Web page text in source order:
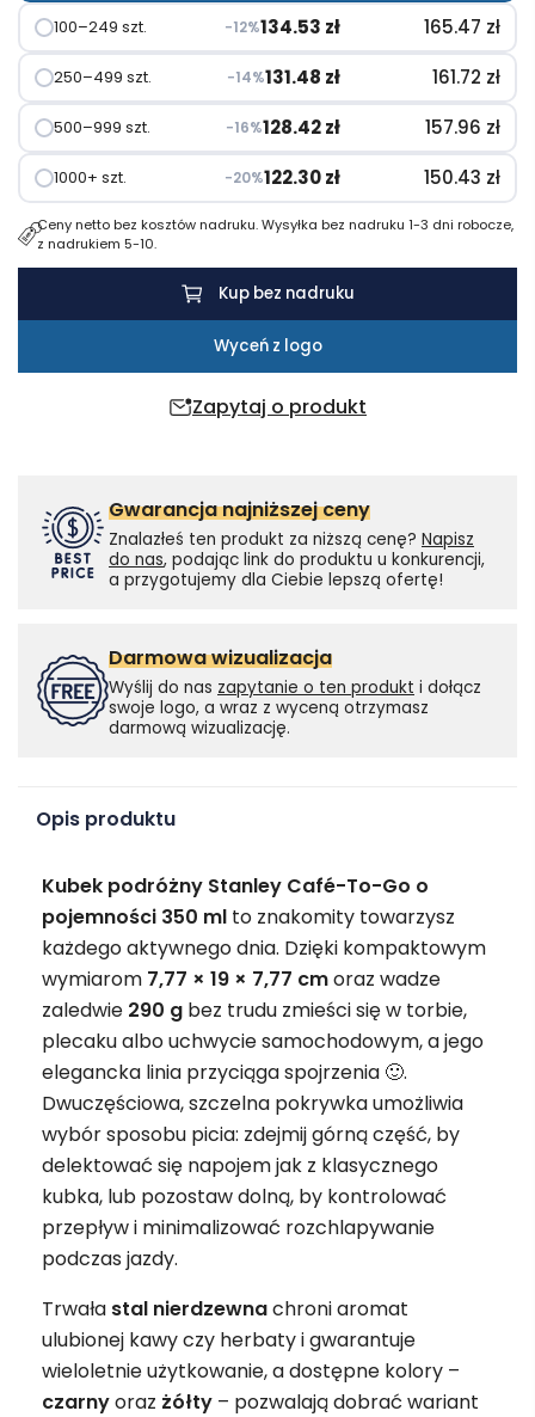
To-
Go
pojemności
350
ml
Zapytaj o produkt
100–249 szt. −12%134.53 zł 165.47 zł
250–499 szt. −14%131.48 zł 161.72 zł
500–999 szt. −16%128.42zł 157.96 zł
1000+ szt. −20%122.30zł 150.43 zł
Ceny netto bez kosztów nadruku. Wysyłka bez nadruku 1-3 dni robocze,
z nadrukiem 5-10.
Kup bez nadruku
Wyceń z logo
Gwarancja najniższej ceny
Znalazłeś ten produkt za niższą cenę? Napisz
do nas, podając link do produktu u konkurencji,
a przygotujemy dla Ciebie lepszą ofertę!
Darmowa wizualizacja
Wyślij do nas zapytanie o ten produkt i dołącz
swoje logo, a wraz z wyceną otrzymasz
darmową wizualizację.
Opis produktu
Kubek podróżny Stanley Café-To-Go o
pojemności 350 ml to znakomity towarzysz
każdego aktywnego dnia. Dzięki kompaktowym
wymiarom 7,77 × 19 × 7,77 cmoraz wadze
zaledwie 290 g bez trudu zmieści się w torbie,
plecaku albo uchwycie samochodowym, a jego
elegancka linia przyciąga spojrzenia 🙂.
Dwuczęściowa, szczelna pokrywka umożliwia
wybór sposobu picia: zdejmij górną część, by
delektować się napojem jak z klasycznego
kubka, lub pozostaw dolną, by kontrolować
przepływ i minimalizować rozchlapywanie
podczas jazdy.
Trwała stal nierdzewnachroni aromat
ulubionej kawy czy herbaty i gwarantuje
wieloletnie użytkowanie, a dostępne kolory –
czarnyoraz żółty – pozwalają dobrać wariant